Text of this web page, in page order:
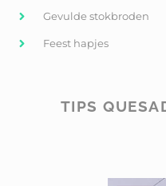
Gevulde stokbroden
Feest hapjes
TIPS